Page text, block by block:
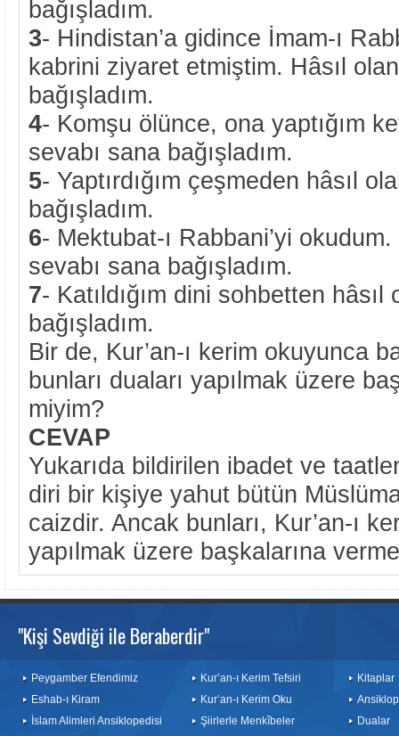
bağışladım.
3- Hindistan’a gidince İmam-ı
kabrini ziyaret etmiştim. Hâsıl
bağışladım.
4- Komşu ölünce, ona yaptığım
sevabı sana bağışladım.
5- Yaptırdığım çeşmeden hâsıl
bağışladım.
6- Mektubat-ı Rabbani’yi
sevabı sana bağışladım.
7- Katıldığım dini sohbetten hâsıl
bağışladım.
Bir de, Kur’an-ı kerim okuyunca
bunları duaları yapılmak üzere
miyim?
CEVAP
Yukarıda bildirilen ibadet ve
diri bir kişiye yahut bütün
caizdir. Ancak bunları, Kur’an-ı
yapılmak üzere başkalarına
"Kişi Sevdiği ile Beraberdir"
Peygamber Efendimiz
Eshab-ı Kiram
İslam Alimleri Ansiklopedisi
Kur’an-ı Kerim Tefsiri
Kur’an-ı Kerim Oku
Şiirlerle Menkîbeler
Kitaplar
Dualar